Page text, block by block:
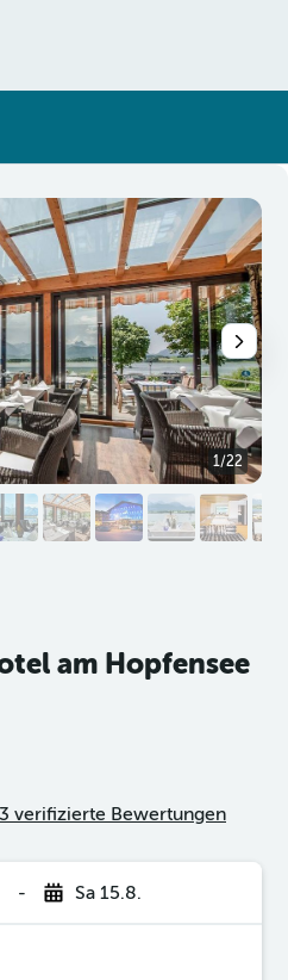
am Hopfensee
verifizierte Bewertungen
- Sa 15.8.
1/22